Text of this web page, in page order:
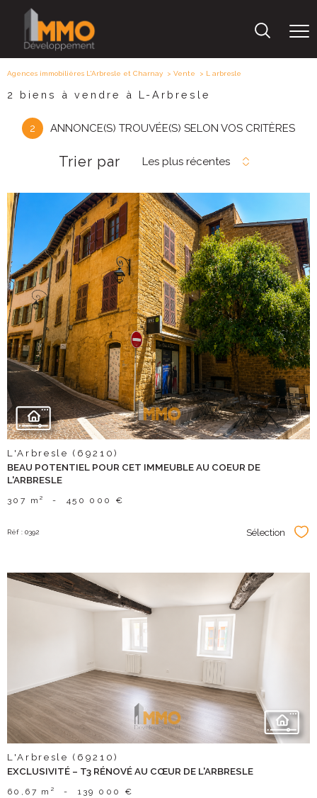
Agences immobilières L'Arbresle et Charnay Vente L arbresle
2 biens à vendre à L-Arbresle
2 ANNONCE(S) TROUVÉE(S) SELON VOS CRITÈRES
Trier par Les plus récentes
voir le
bien
L'Arbresle (69210)
BEAU POTENTIEL POUR CET IMMEUBLE AU COEUR DE
L'ARBRESLE
307 m² - 450 000 €
Réf : 0392 Sélection
voir le
bien
L'Arbresle (69210)
EXCLUSIVITÉ – T3 RÉNOVÉ AU CŒUR DE L'ARBRESLE
60,67 m² - 139 000 €